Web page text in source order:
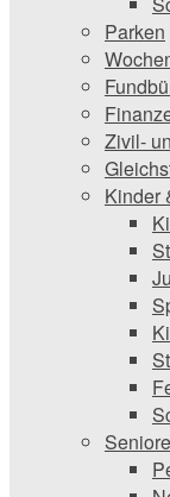
Parken
Zivil-
Kinder